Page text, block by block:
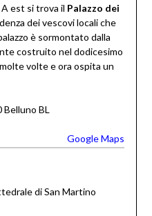
est si trova il Palazzo dei
dei vescovi locali che
è sormontato dalla
costruito nel dodicesimo
volte e ora ospita un
Belluno BL
Google Maps
di San Martino